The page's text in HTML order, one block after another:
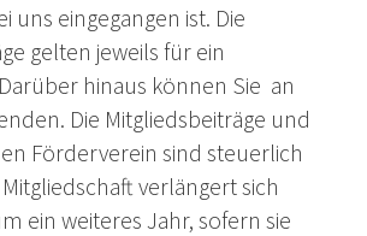
uns eingegangen ist. Die
gelten jeweils für ein
hinaus können Sie an
Die Mitgliedsbeiträge und
Förderverein sind steuerlich
verlängert sich
ein weiteres Jahr, sofern sie